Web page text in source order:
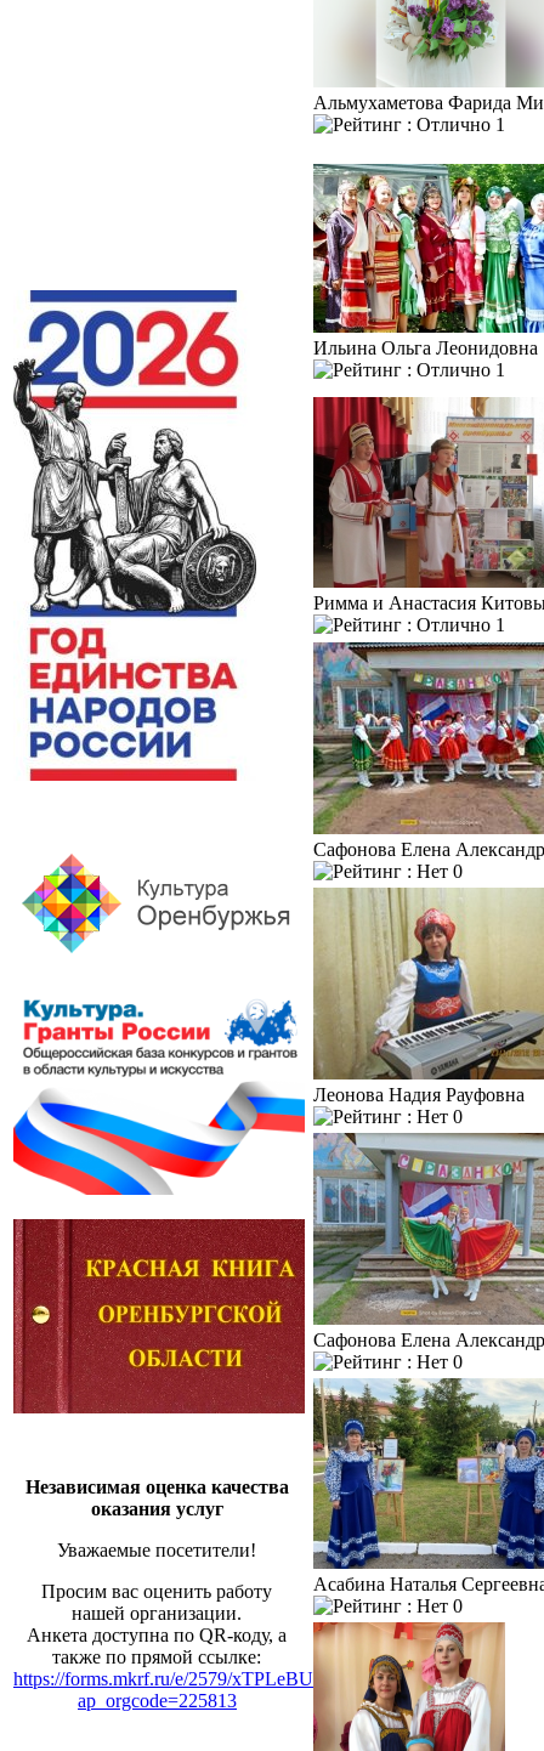
Независимая оценка качества
оказания услуг
Уважаемые посетители!
Просим вас оценить работу
нашей организации.
Анкета доступна по QR-коду, а
также по прямой ссылке:
https://forms.mkrf.ru/e/2579/xTPLeBU7/?
ap_orgcode=225813
Альмухаметова Фарида
1
Ильина Ольга Леонидовна
1
Римма и Анастасия
1
Сафонова Елена
0
Леонова Надия Рауфовна
0
Сафонова Елена
0
Асабина Наталья
0